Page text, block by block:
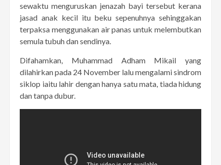
sewaktu menguruskan jenazah bayi tersebut kerana
jasad anak kecil itu beku sepenuhnya sehinggakan
terpaksa menggunakan air panas untuk melembutkan
semula tubuh dan sendinya.
Difahamkan, Muhammad Adham Mikail yang
dilahirkan pada 24 November lalu mengalami sindrom
siklop iaitu lahir dengan hanya satu mata, tiada hidung
dan tanpa dubur.